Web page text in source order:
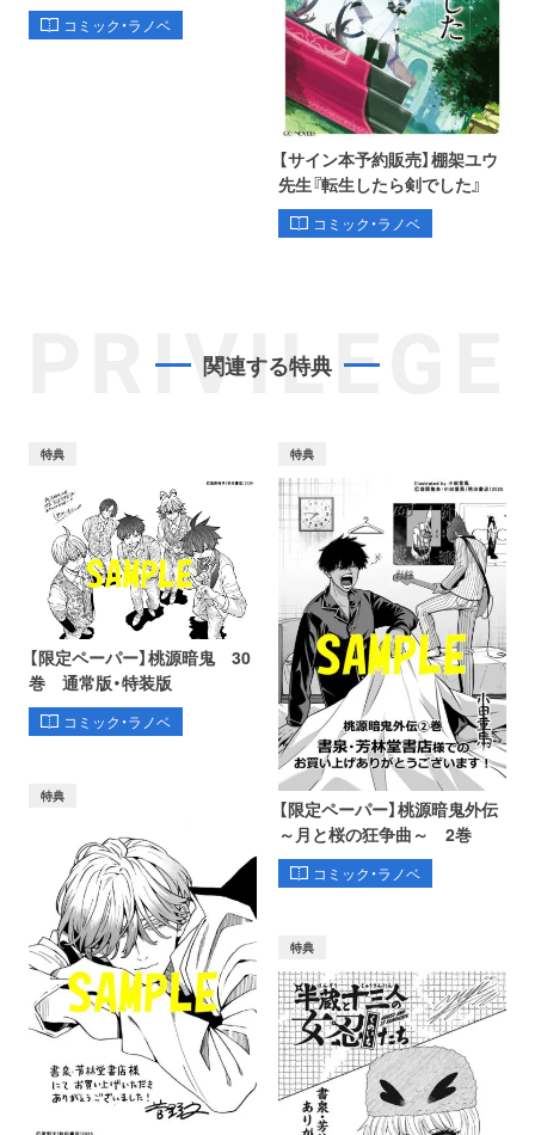
コミック・ラノベ
【サイン本予約販売】棚架ユウ
先生『転生したら剣でした』
コミック・ラノベ
PRIVILEGE
関連する特典
特典
【限定ペーパー】桃源暗鬼 30
巻 通常版・特装版
コミック・ラノベ
特典
【限定ペーパー】桃源暗鬼外伝
～月と桜の狂争曲～ 2巻
コミック・ラノベ
特典
特典